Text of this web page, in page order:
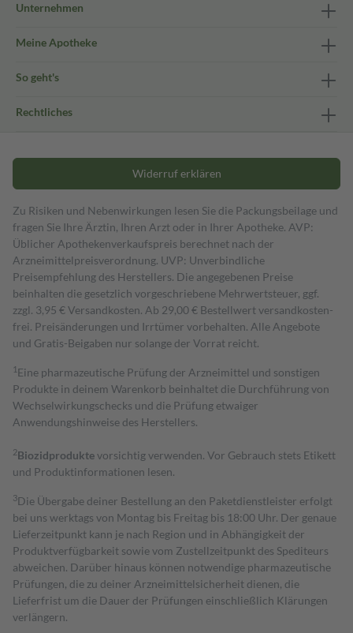
Unternehmen
Meine Apotheke
So geht's
Rechtliches
Widerruf erklären
Zu Risiken und Nebenwirkungen lesen Sie die Packungsbeilage und
fragen Sie Ihre Ärztin, Ihren Arzt oder in Ihrer Apotheke. AVP:
Üblicher Apothekenverkaufspreis berechnet nach der
Arzneimittelpreisverordnung. UVP: Unverbindliche
Preisempfehlung des Herstellers. Die angegebenen Preise
beinhalten die gesetzlich vorgeschriebene Mehrwertsteuer, ggf.
zzgl. 3,95 € Versandkosten. Ab 29,00 € Bestell­wert versand­kosten­
frei. Preisänderungen und Irrtümer vorbehalten. Alle Angebote
und Gratis-Beigaben nur solange der Vorrat reicht.
1 Eine pharmazeutische Prüfung der Arzneimittel und sonstigen
Produkte in deinem Warenkorb beinhaltet die Durchführung von
Wechselwirkungschecks und die Prüfung etwaiger
Anwendungshinweise des Herstellers.
2Biozidproduktevorsichtig verwenden. Vor Gebrauch stets Etikett
und Produktinformationen lesen.
3Die Übergabe deiner Bestellung an den Paketdienstleister erfolgt
bei uns werktags von Montag bis Freitag bis 18:00 Uhr. Der genaue
Lieferzeitpunkt kann je nach Region und in Abhängigkeit der
Produktverfügbarkeit sowie vom Zustellzeitpunkt des Spediteurs
abweichen. Darüber hinaus können notwendige pharmazeutische
Prüfungen, die zu deiner Arzneimittelsicherheit dienen, die
Lieferfrist um die Dauer der Prüfungen einschließlich Klärungen
verlängern.